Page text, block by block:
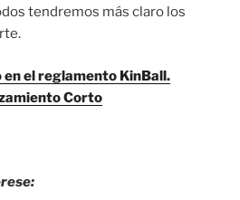
tendremos más claro los
en el reglamento KinBall.
Corto